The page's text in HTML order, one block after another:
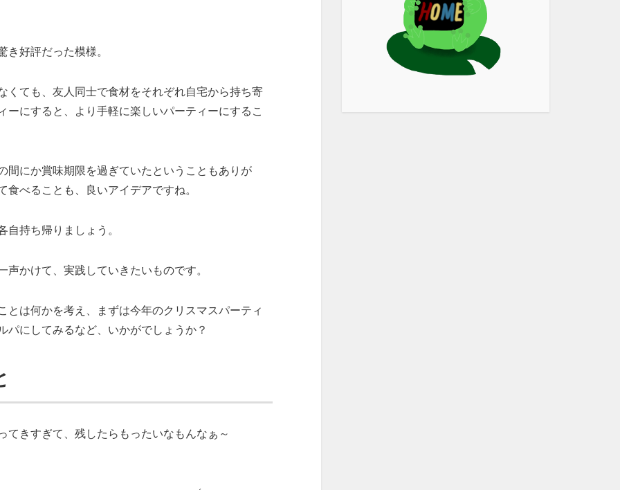
き好評だった模様。
くても、友人同士で食材をそれぞれ自宅から持ち寄
ーにすると、より手軽に楽しいパーティーにするこ
間にか賞味期限を過ぎていたということもありが
べることも、良いアイデアですね。
自持ち帰りましょう。
かけて、実践していきたいものです。
とは何かを考え、まずは今年のクリスマスパーティ
パにしてみるなど、いかがでしょうか？
てきすぎて、残したらもったいなもんなぁ～